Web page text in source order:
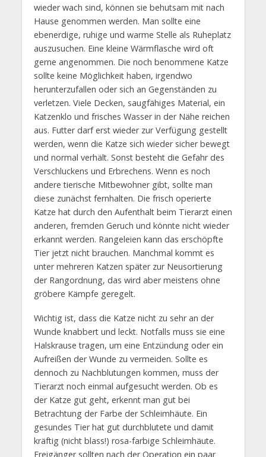
wieder wach sind, können sie behutsam mit nach
Hause genommen werden. Man sollte eine
ebenerdige, ruhige und warme Stelle als Ruheplatz
auszusuchen. Eine kleine Wärmflasche wird oft
gerne angenommen. Die noch benommene Katze
sollte keine Möglichkeit haben, irgendwo
herunterzufallen oder sich an Gegenständen zu
verletzen. Viele Decken, saugfähiges Material, ein
Katzenklo und frisches Wasser in der Nähe reichen
aus. Futter darf erst wieder zur Verfügung gestellt
werden, wenn die Katze sich wieder sicher bewegt
und normal verhält. Sonst besteht die Gefahr des
Verschluckens und Erbrechens. Wenn es noch
andere tierische Mitbewohner gibt, sollte man
diese zunächst fernhalten. Die frisch operierte
Katze hat durch den Aufenthalt beim Tierarzt einen
anderen, fremden Geruch und könnte nicht wieder
erkannt werden. Rangeleien kann das erschöpfte
Tier jetzt nicht brauchen. Manchmal kommt es
unter mehreren Katzen später zur Neusortierung
der Rangordnung, das wird aber meistens ohne
gröbere Kämpfe geregelt.
Wichtig ist, dass die Katze nicht zu sehr an der
Wunde knabbert und leckt. Notfalls muss sie eine
Halskrause tragen, um eine Entzündung oder ein
Aufreißen der Wunde zu vermeiden. Sollte es
dennoch zu Nachblutungen kommen, muss der
Tierarzt noch einmal aufgesucht werden. Ob es
der Katze gut geht, erkennt man gut bei
Betrachtung der Farbe der Schleimhäute. Ein
gesundes Tier hat gut durchblutete und damit
kräftig (nicht blass!) rosa-farbige Schleimhäute.
Freigänger sollten nach der Operation ein paar